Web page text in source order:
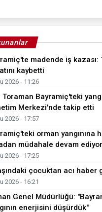
madende iş kazası:
kaybetti
2026 - 11:26
Bayramiç'teki
Merkezi'nde takip etti
2026 - 17:57
orman yangınına
müdahale devam ediyor
2026 - 17:25
çocuktan acı haber
2026 - 16:21
Genel Müdürlüğü:
enerjisini düşürdük"